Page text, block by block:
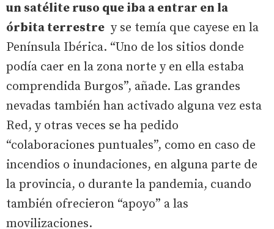
un satélite ruso que iba a entrar en la
órbita terrestre y se temía que cayese en la
Península Ibérica. “Uno de los sitios donde
podía caer en la zona norte y en ella estaba
comprendida Burgos”, añade. Las grandes
nevadas también han activado alguna vez esta
Red, y otras veces se ha pedido
“colaboraciones puntuales”, como en caso de
incendios o inundaciones, en alguna parte de
la provincia, o durante la pandemia, cuando
también ofrecieron “apoyo” a las
movilizaciones.